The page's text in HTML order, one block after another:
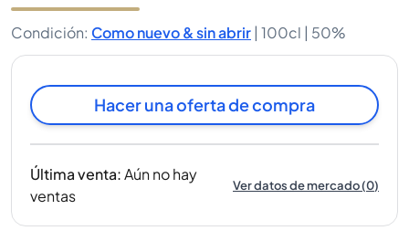
Condición: Como nuevo & sin abrir | 100cl | 50%
Hacer una oferta de compra
Última venta:Aún no hay
ventas
Ver datos de mercado(0)